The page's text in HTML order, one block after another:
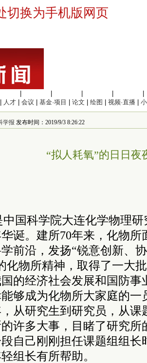
切换为手机版网页
人才 会议 基金·项目 论文 绘图 视频·直播
学报 发布时间：2019/9/3 8:26:22
“拟人耗氧”的日日夜
中国科学院大连化学物理
诞。建所70年来，化物
前沿，发扬“锐意创新、
化物所精神，取得了一大
的经济社会发展和国防
够成为化物所大家庭的一
从研究生到研究员，从课
许多大事，目睹了研究所
自己刚刚担任课题组组长
组长有所帮助。